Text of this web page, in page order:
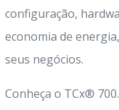
configuração,
economia de
seus negócios.
Conheça o TCx® 700.